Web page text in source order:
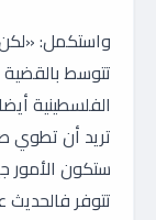
واستكمل:
تتوسط بالقضية
الفلسطينية
تريد أن تطوي
ستكون الأمور
تتوفر